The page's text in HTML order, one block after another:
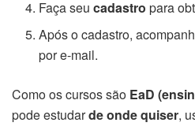
Faça seucadastro para
Após o cadastro,
por e-mail.
Como os cursos são EaD
pode estudarde onde quiser,